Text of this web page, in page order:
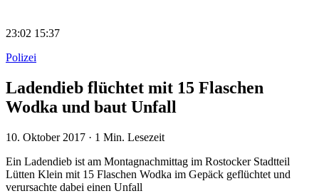
23:02 15:37
Polizei
Ladendieb flüchtet mit 15 Flaschen
Wodka und baut Unfall
10. Oktober 2017 · 1 Min. Lesezeit
Ein Ladendieb ist am Montagnachmittag im Rostocker Stadtteil
Lütten Klein mit 15 Flaschen Wodka im Gepäck geflüchtet und
verursachte dabei einen Unfall